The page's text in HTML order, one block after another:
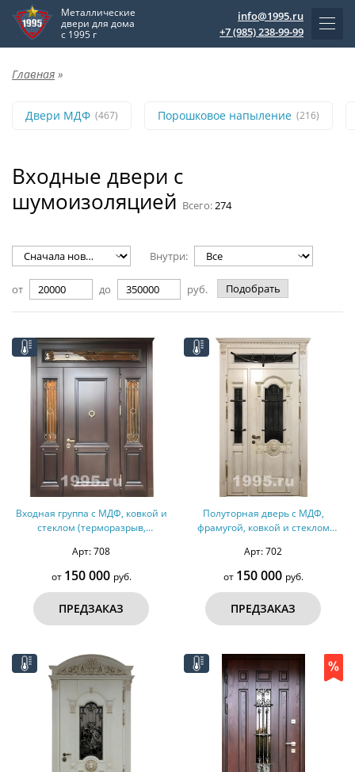
Металлические
двери для дома
с 1995 г
info@1995.ru
+7 (985) 238-99-99
Главная »
Двери МДФ (467) Порошковое напыление (216)
Входные двери с
шумоизоляцией Всего:274
Внутри:
от до руб. Подобрать
Входная группа с МДФ, ковкой и
стеклом (терморазрыв,
Арт: 708
от 150 000 руб.
ПРЕДЗАКАЗ
Полуторная дверь с МДФ,
фрамугой, ковкой и стеклом
Арт: 702
от 150 000 руб.
ПРЕДЗАКАЗ